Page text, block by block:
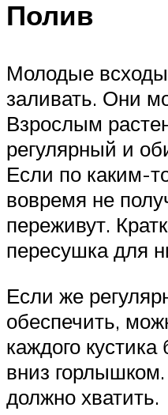
Полив
Молодые
заливать. Они
Взрослым
регулярный и
Если по каким-
вовремя не
переживут.
пересушка для
Если же
обеспечить,
каждого
вниз
должно хватить.